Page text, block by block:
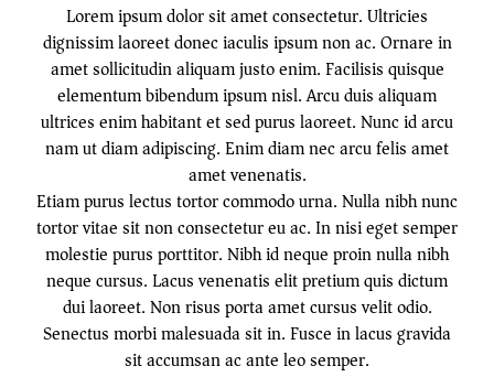
Lorem ipsum dolor sit amet consectetur. Ultricies
dignissim laoreet donec iaculis ipsum non ac. Ornare in
amet sollicitudin aliquam justo enim. Facilisis quisque
elementum bibendum ipsum nisl. Arcu duis aliquam
ultrices enim habitant et sed purus laoreet. Nunc id arcu
nam ut diam adipiscing. Enim diam nec arcu felis amet
amet venenatis.
Etiam purus lectus tortor commodo urna. Nulla nibh nunc
tortor vitae sit non consectetur eu ac. In nisi eget semper
molestie purus porttitor. Nibh id neque proin nulla nibh
neque cursus. Lacus venenatis elit pretium quis dictum
dui laoreet. Non risus porta amet cursus velit odio.
Senectus morbi malesuada sit in. Fusce in lacus gravida
sit accumsan ac ante leo semper.